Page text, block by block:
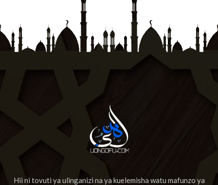
Hii ni tovuti ya ulinganizi na ya kuelemisha watu mafunzo ya